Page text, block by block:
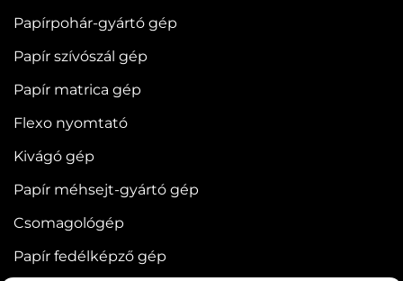
Papírpohár-gyártó gép
Papír szívószál gép
Papír matrica gép
Flexo nyomtató
Kivágó gép
Papír méhsejt-gyártó gép
Csomagológép
Papír fedélképző gép